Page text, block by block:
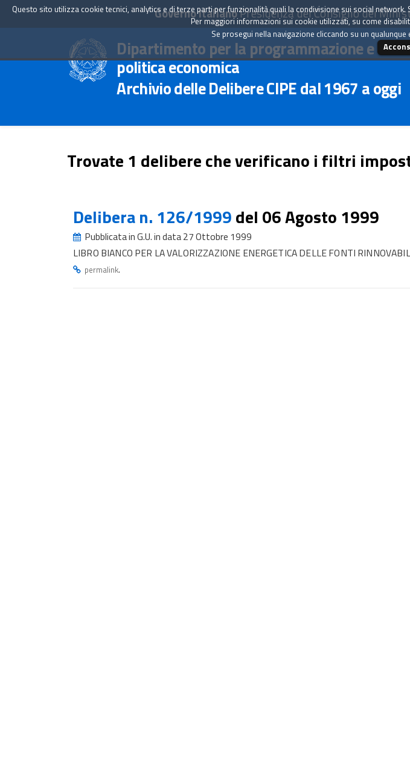
Governo ItalianoPresidenza del Consiglio dei
Dipartimento per la programmazione e il
politica economica
Archivio delle Delibere CIPE dal 1967 a oggi
Trovate 1 delibere che verificano i filtri
Delibera n. 126/1999del 06 Agosto 1999
Pubblicata in G.U. in data 27 Ottobre 1999
LIBRO BIANCO PER LA VALORIZZAZIONE ENERGETICA DELLE FONTI
permalink.
Questo sito utilizza cookie tecnici, analytics e di terze parti per funzionalità quali la condivisione sui social
Per maggiori informazioni sui cookie utilizzati, su come
Se prosegui nella navigazione cliccando su un